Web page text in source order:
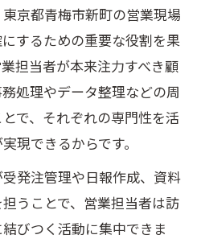
京都青梅市新町の営業現場
するための重要な役割を果
担当者が本来注力すべき顧
処理やデータ整理などの周
で、それぞれの専門性を活
現できるからです。
発注管理や日報作成、資料
うことで、営業担当者は訪
びつく活動に集中できま